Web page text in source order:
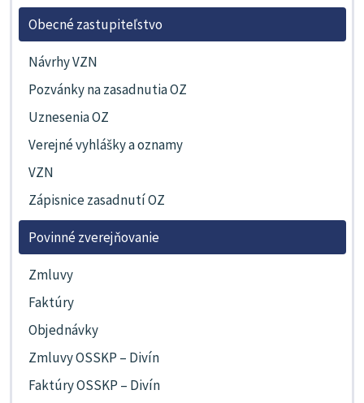
Obecné zastupiteľstvo
Návrhy VZN
Pozvánky na zasadnutia OZ
Uznesenia OZ
Verejné vyhlášky a oznamy
VZN
Zápisnice zasadnutí OZ
Povinné zverejňovanie
Zmluvy
Faktúry
Objednávky
Zmluvy OSSKP – Divín
Faktúry OSSKP – Divín